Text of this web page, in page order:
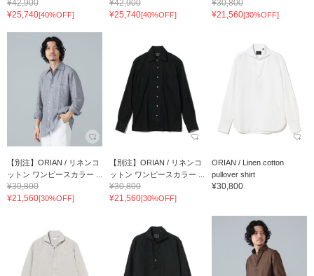
¥42,900
¥25,740[40%OFF]
¥42,900
¥25,740[40%OFF]
¥30,800
¥21,560[30%OFF]
【別注】ORIAN / リネンコ
ットン ワンピースカラー ...
¥30,800
¥21,560[30%OFF]
【別注】ORIAN / リネンコ
ットン ワンピースカラー ...
¥30,800
¥21,560[30%OFF]
ORIAN / Linen cotton
pullover shirt
¥30,800